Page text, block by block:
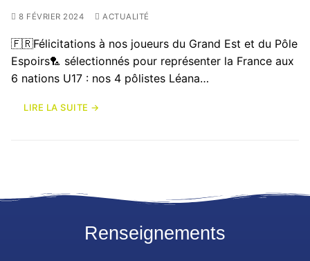
8 FÉVRIER 2024 ACTUALITÉ
🇫🇷Félicitations à nos joueurs du Grand Est et du Pôle
Espoirs🏸 sélectionnés pour représenter la France aux
6 nations U17 : nos 4 pôlistes Léana…
LIRE LA SUITE →
Renseignements